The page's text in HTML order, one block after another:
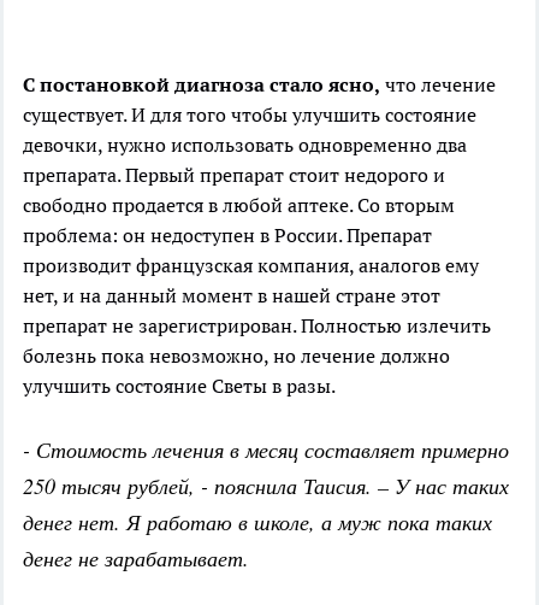
С постановкой диагноза стало ясно, что лечение
существует. И для того чтобы улучшить состояние
девочки, нужно использовать одновременно два
препарата. Первый препарат стоит недорого и
свободно продается в любой аптеке. Со вторым
проблема: он недоступен в России. Препарат
производит французская компания, аналогов ему
нет, и на данный момент в нашей стране этот
препарат не зарегистрирован. Полностью излечить
болезнь пока невозможно, но лечение должно
улучшить состояние Светы в разы.
- Стоимость лечения в месяц составляет примерно
250 тысяч рублей, - пояснила Таисия. – У нас таких
денег нет. Я работаю в школе, а муж пока таких
денег не зарабатывает.